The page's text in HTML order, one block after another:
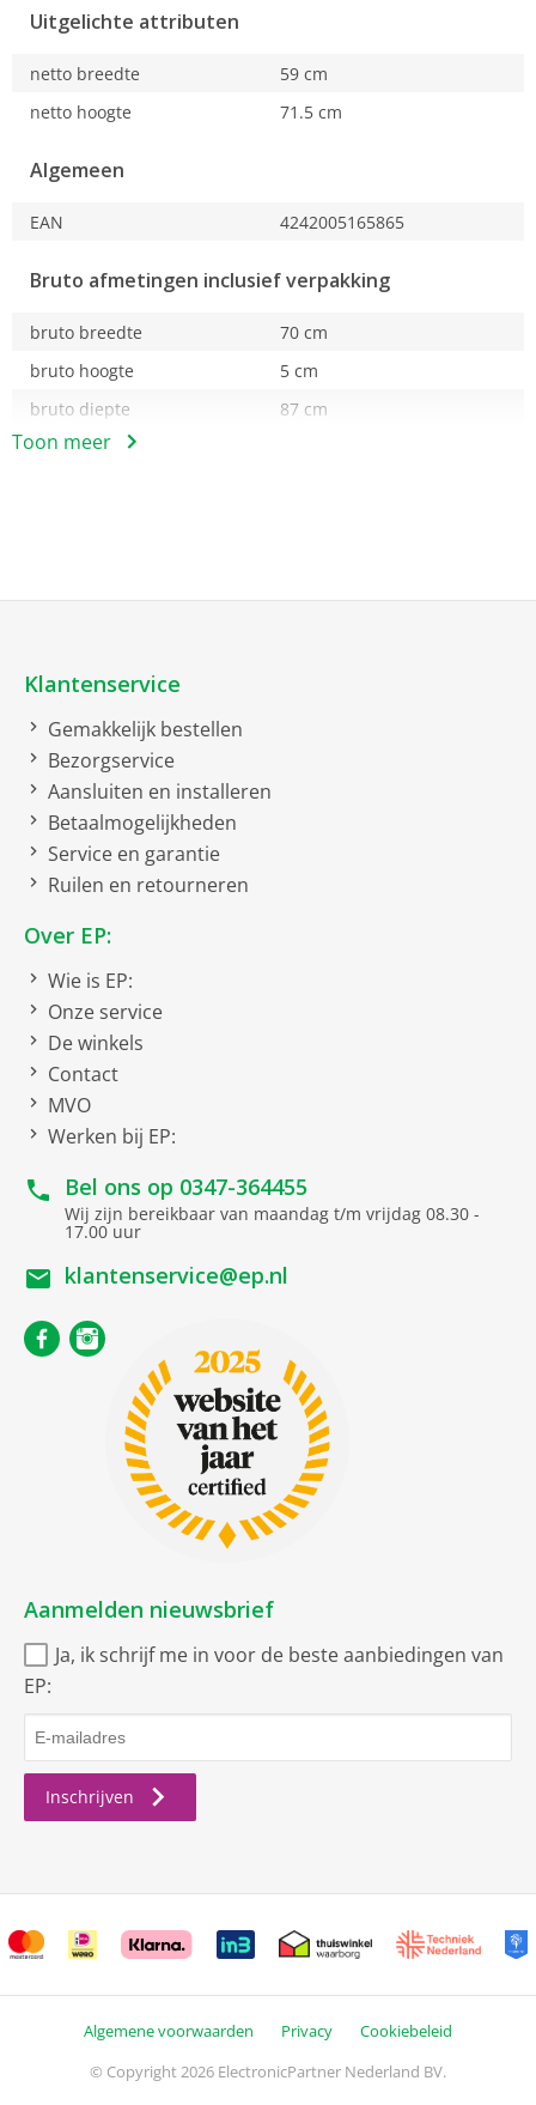
Uitgelichte attributen
netto breedte
59 cm
netto hoogte
71.5 cm
Algemeen
EAN 4242005165865
Bruto afmetingen inclusief verpakking
bruto breedte
70 cm
bruto hoogte
5 cm
bruto diepte
87 cm
bruto gewicht
netto hoogte
71.5 cm
netto gewicht
Optionele toebehoren
Frontbekleding voor
vaatwasser
Toon meer
Klantenservice
Gemakkelijk bestellen
Bezorgservice
Aansluiten en installeren
Betaalmogelijkheden
Service en garantie
Ruilen en retourneren
Over EP:
Wie is EP:
Onze service
De winkels
Contact
MVO
Werken bij EP:
Bel ons op 0347-364455
Wij zijn bereikbaar van maandag t/m vrijdag 08.30 -
17.00 uur
klantenservice@ep.nl
Aanmelden nieuwsbrief
Ja, ik schrijf me in voor de beste aanbiedingen van
EP:
Inschrijven
Algemene voorwaarden Privacy
Cookiebeleid
© Copyright 2026 ElectronicPartner Nederland BV.